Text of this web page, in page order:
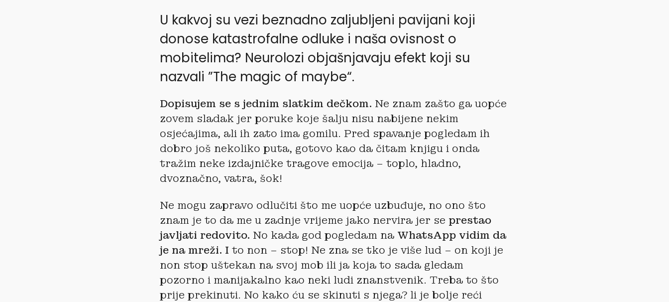
U kakvoj su vezi beznadno zaljubljeni pavijani koji
donose katastrofalne odluke i naša ovisnost o
mobitelima? Neurolozi objašnjavaju efekt koji su
nazvali ”The magic of maybe“.
Dopisujem se s jednim slatkim dečkom. Ne znam zašto ga uopće
zovem sladak jer poruke koje šalju nisu nabijene nekim
osjećajima, ali ih zato ima gomilu. Pred spavanje pogledam ih
dobro još nekoliko puta, gotovo kao da čitam knjigu i onda
tražim neke izdajničke tragove emocija – toplo, hladno,
dvoznačno, vatra, šok!
Ne mogu zapravo odlučiti što me uopće uzbuđuje, no ono što
znam je to da me u zadnje vrijeme jako nervira jer se prestao
javljati redovito. No kada god pogledam na WhatsApp vidim da
je na mreži. I to non – stop! Ne zna se tko je više lud – on koji je
non stop uštekan na svoj mob ili ja koja to sada gledam
pozorno i manijakalno kao neki ludi znanstvenik. Treba to što
prije prekinuti. No kako ću se skinuti s njega? li je bolje reći